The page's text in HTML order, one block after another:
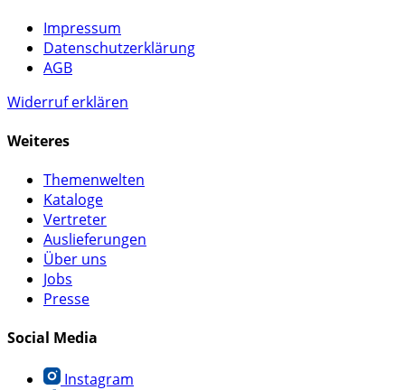
Impressum
Datenschutzerklärung
AGB
Widerruf erklären
Weiteres
Themenwelten
Kataloge
Vertreter
Auslieferungen
Über uns
Jobs
Presse
Social Media
Instagram